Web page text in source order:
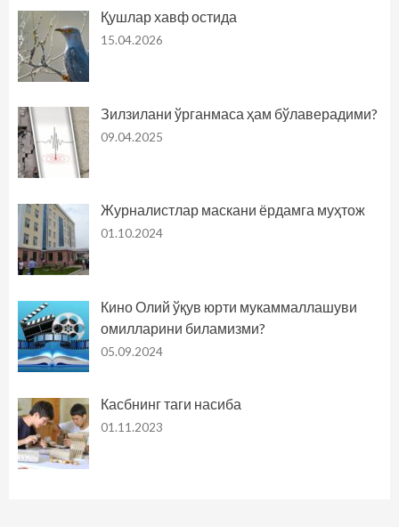
Қушлар хавф остида
15.04.2026
Зилзилани ўрганмаса ҳам бўлаверадими?
09.04.2025
Журналистлар маскани ёрдамга муҳтож
01.10.2024
Кино Олий ўқув юрти мукаммаллашуви
омилларини биламизми?
05.09.2024
Касбнинг таги насиба
01.11.2023